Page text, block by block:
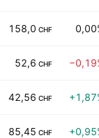
158,0 CHF
52,6 CHF
42,56 CHF
85,45 CHF